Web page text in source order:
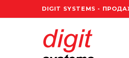
DIGIT SYSTEMS -